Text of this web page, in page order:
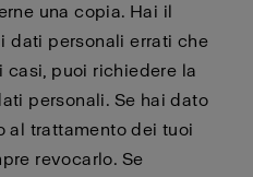
una copia. Hai il
dati personali errati che
casi, puoi richiedere la
personali. Se hai dato
al trattamento dei tuoi
revocarlo. Se